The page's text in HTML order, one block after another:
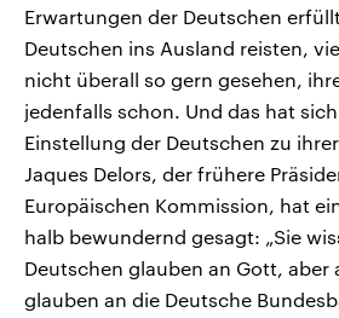
Erwartungen der Deutschen
Deutschen ins Ausland reisten,
nicht überall so gern gesehen,
jedenfalls schon. Und das hat
Einstellung der Deutschen zu
Jaques Delors, der frühere
Europäischen Kommission, hat
halb bewundernd gesagt: „Sie
Deutschen glauben an Gott, aber
glauben an die Deutsche